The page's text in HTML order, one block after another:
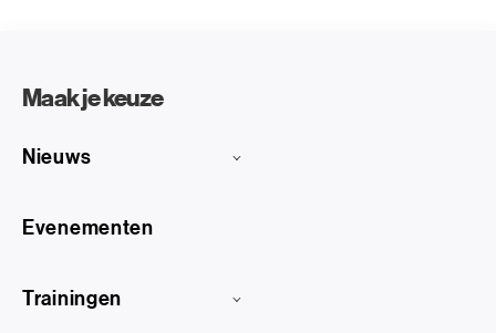
Maak je keuze
Nieuws
Evenementen
Trainingen